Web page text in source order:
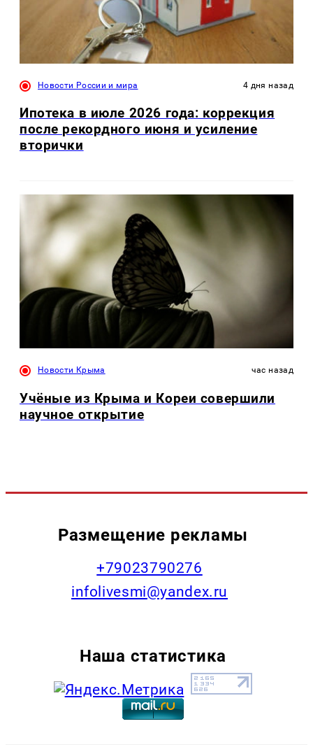
Новости России и мира 4 дня назад
Ипотека в июле 2026 года: коррекция
после рекордного июня и усиление
вторички
Новости Крыма час назад
Учёные из Крыма и Кореи совершили
научное открытие
Размещение рекламы
+79023790276
infolivesmi@yandex.ru
Наша статистика